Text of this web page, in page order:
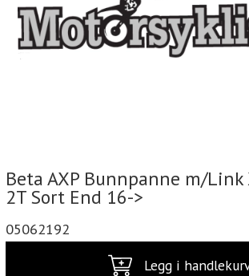
Beta AXP Bunnpanne m/
2T Sort End 16->
05062192
Legg i